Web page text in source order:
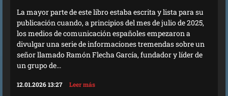
La mayor parte de este libro estaba escrita y lista para su
publicación cuando, a principios del mes de julio de 2025,
los medios de comunicación españoles empezaron a
divulgar una serie de informaciones tremendas sobre un
señor llamado Ramón Flecha García, fundador y líder de
un grupo de...
12.01.2026 13:27 Leer más